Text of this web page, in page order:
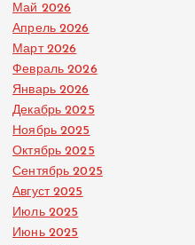
Май 2026
Апрель 2026
Март 2026
Февраль 2026
Январь 2026
Декабрь 2025
Ноябрь 2025
Октябрь 2025
Сентябрь 2025
Август 2025
Июль 2025
Июнь 2025